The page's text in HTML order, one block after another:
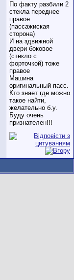
По факту разбили 2
стекла переднее
правое
(пассажиская
сторона)
И на здвижной
двери боковое
(стекло с
форточкой) тоже
правое
Машина
оригинальный пасс.
Кто знает где можно
такое найти,
желательно б.у.
Буду очень
признателен!!!